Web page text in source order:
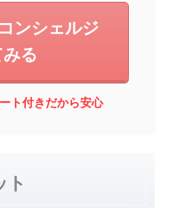
ンシェルジ
る
ト付きだから安心
ト